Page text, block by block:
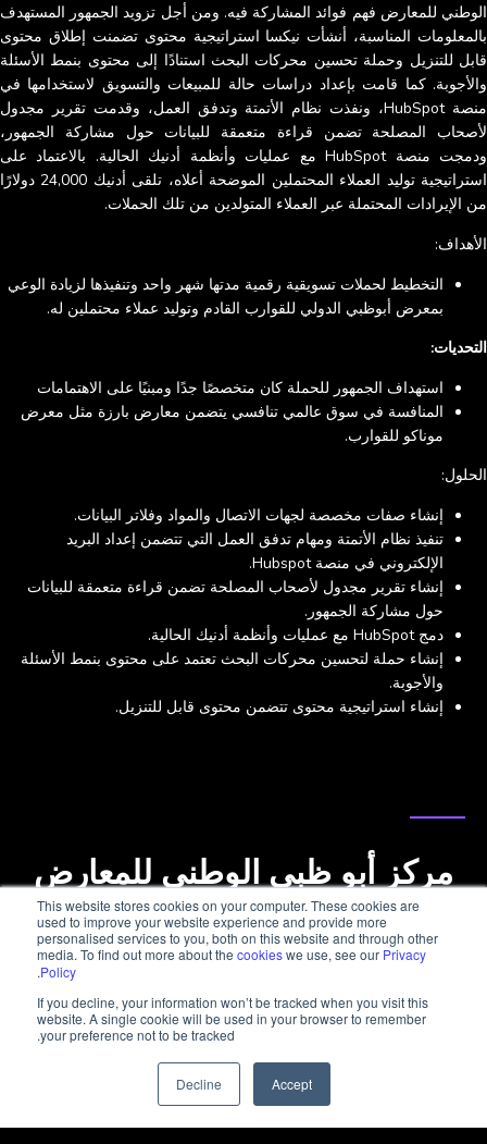
This website stores cookies on your computer. These cookies are
used to improve your website experience and provide more
personalised services to you, both on this website and through other
media. To find out more about the cookieswe use, see our Privacy
Policy
.
If you decline, your information won’t be tracked when you visit this
website. A single cookie will be used in your browser to remember
your preference not to be tracked.
Accept
Decline
الوطني للمعارض فهم فوائد المشاركة فيه. ومن أجل تزويد الجمهور المستهدف
بالمعلومات المناسبة، أنشأت نيكسا استراتيجية محتوى تضمنت إطلاق محتوى
قابل للتنزيل وحملة تحسين محركات البحث استنادًا إلى محتوى بنمط الأسئلة
والأجوبة. كما قامت بإعداد دراسات حالة للمبيعات والتسويق لاستخدامها في
منصة HubSpot، ونفذت نظام الأتمتة وتدفق العمل، وقدمت تقرير مجدول
لأصحاب المصلحة تضمن قراءة متعمقة للبيانات حول مشاركة الجمهور،
ودمجت منصة HubSpot مع عمليات وأنظمة أدنيك الحالية. بالاعتماد على
استراتيجية توليد العملاء المحتملين الموضحة أعلاه، تلقى أدنيك 24,000 دولارًا
من الإيرادات المحتملة عبر العملاء المتولدين من تلك الحملات.
الأهداف:
التخطيط لحملات تسويقية رقمية مدتها شهر واحد وتنفيذها لزيادة الوعي
بمعرض أبوظبي الدولي للقوارب القادم وتوليد عملاء محتملين له.
التحديات:
استهداف الجمهور للحملة كان متخصصًا جدًا ومبنيًا على الاهتمامات
المنافسة في سوق عالمي تنافسي يتضمن معارض بارزة مثل معرض
موناكو للقوارب.
الحلول:
إنشاء صفات مخصصة لجهات الاتصال والمواد وفلاتر البيانات.
تنفيذ نظام الأتمتة ومهام تدفق العمل التي تتضمن إعداد البريد
الإلكتروني في منصة Hubspot.
إنشاء تقرير مجدول لأصحاب المصلحة تضمن قراءة متعمقة للبيانات
حول مشاركة الجمهور.
دمج HubSpot مع عمليات وأنظمة أدنيك الحالية.
إنشاء حملة لتحسين محركات البحث تعتمد على محتوى بنمط الأسئلة
والأجوبة.
إنشاء استراتيجية محتوى تتضمن محتوى قابل للتنزيل.
مركز أبو ظبي الوطني للمعارض
"أدنيك"